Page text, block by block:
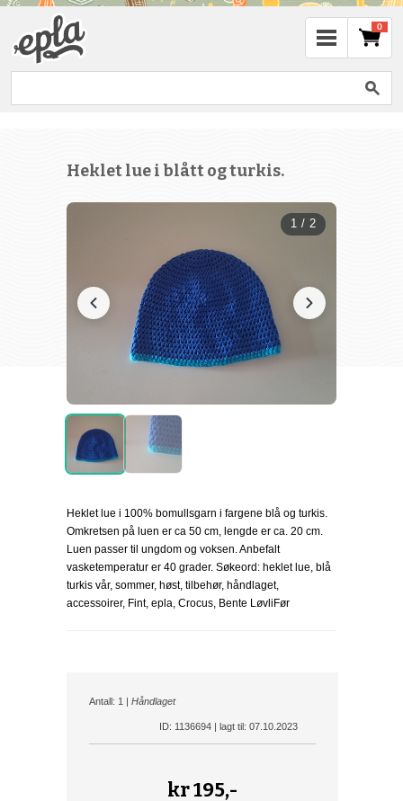
0
Heklet lue i blått og turkis.
1 / 2
Heklet lue i 100% bomullsgarn i fargene blå og turkis.
Omkretsen på luen er ca 50 cm, lengde er ca. 20 cm.
Luen passer til ungdom og voksen. Anbefalt
vasketemperatur er 40 grader. Søkeord: heklet lue, blå
turkis vår, sommer, høst, tilbehør, håndlaget,
accessoirer, Fint, epla, Crocus, Bente LøvliFør
Antall: 1 | Håndlaget
ID: 1136694 | lagt til: 07.10.2023
kr195,-